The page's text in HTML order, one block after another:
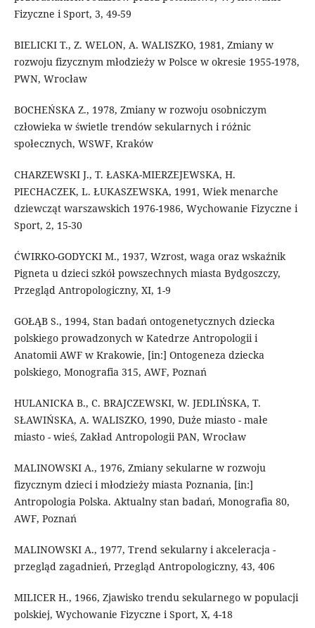
Fizyczne i Sport, 3, 49-59
BIELICKI T., Z. WELON, A. WALISZKO, 1981, Zmiany w
rozwoju fizycznym młodzieży w Polsce w okresie 1955-1978,
PWN, Wrocław
BOCHEŃSKA Z., 1978, Zmiany w rozwoju osobniczym
człowieka w świetle trendów sekularnych i różnic
społecznych, WSWF, Kraków
CHARZEWSKI J., T. ŁASKA-MIERZEJEWSKA, H.
PIECHACZEK, L. ŁUKASZEWSKA, 1991, Wiek menarche
dziewcząt warszawskich 1976-1986, Wychowanie Fizyczne i
Sport, 2, 15-30
ĆWIRKO-GODYCKI M., 1937, Wzrost, waga oraz wskaźnik
Pigneta u dzieci szkół powszechnych miasta Bydgoszczy,
Przegląd Antropologiczny, XI, 1-9
GOŁĄB S., 1994, Stan badań ontogenetycznych dziecka
polskiego prowadzonych w Katedrze Antropologii i
Anatomii AWF w Krakowie, [in:] Ontogeneza dziecka
polskiego, Monografia 315, AWF, Poznań
HULANICKA B., C. BRAJCZEWSKI, W. JEDLIŃSKA, T.
SŁAWIŃSKA, A. WALISZKO, 1990, Duże miasto - małe
miasto - wieś, Zakład Antropologii PAN, Wrocław
MALINOWSKI A., 1976, Zmiany sekularne w rozwoju
fizycznym dzieci i młodzieży miasta Poznania, [in:]
Antropologia Polska. Aktualny stan badań, Monografia 80,
AWF, Poznań
MALINOWSKI A., 1977, Trend sekularny i akceleracja -
przegląd zagadnień, Przegląd Antropologiczny, 43, 406
MILICER H., 1966, Zjawisko trendu sekularnego w populacji
polskiej, Wychowanie Fizyczne i Sport, X, 4-18